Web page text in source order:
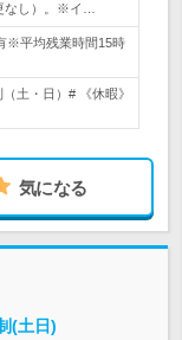
なし）。※イ…
※平均残業時間15時
土・日）# 《休暇》
気になる
(土日)